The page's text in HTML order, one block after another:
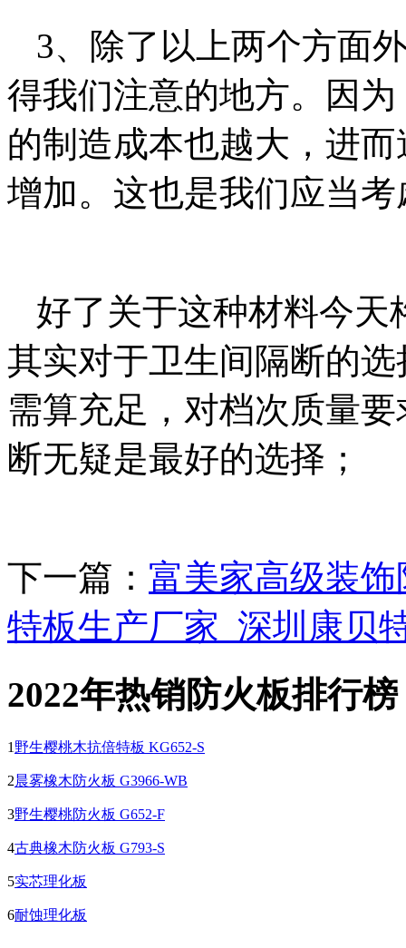
3、除了以上两个方面
得我们注意的地方。因
的制造成本也越大，进
增加。这也是我们应当
好了关于这种材料今天
其实对于卫生间隔断的
需算充足，对档次质量
断无疑是最好的选择；
下一篇： 富美家高级装
特板生产厂家_深圳康贝
2022年热销防火板排行榜
1 野生樱桃木抗倍特板 KG652-S
2晨雾橡木防火板 G3966-WB
3野生樱桃防火板 G652-F
4古典橡木防火板 G793-S
5实芯理化板
6耐蚀理化板